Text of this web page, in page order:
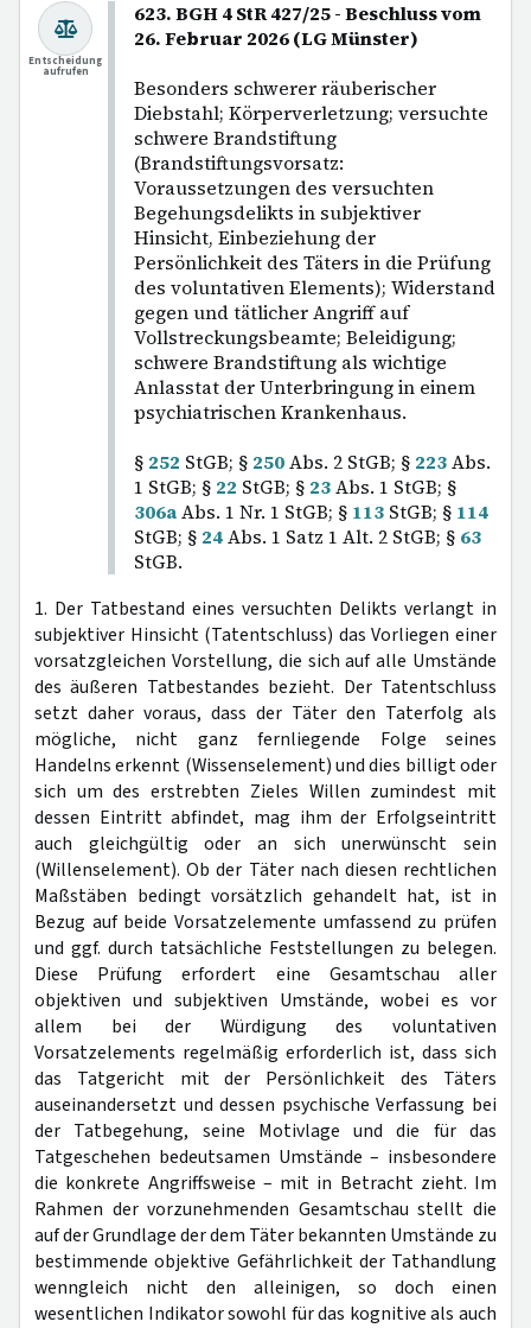
623. BGH 4 StR 427/25 - Beschluss vom
26. Februar 2026 (LG Münster)
Besonders schwerer räuberischer
Diebstahl; Körperverletzung; versuchte
schwere Brandstiftung
(Brandstiftungsvorsatz:
Voraussetzungen des versuchten
Begehungsdelikts in subjektiver
Hinsicht, Einbeziehung der
Persönlichkeit des Täters in die Prüfung
des voluntativen Elements); Widerstand
gegen und tätlicher Angriff auf
Vollstreckungsbeamte; Beleidigung;
schwere Brandstiftung als wichtige
Anlasstat der Unterbringung in einem
psychiatrischen Krankenhaus.
§ 252 StGB; § 250Abs. 2 StGB; § 223Abs.
1 StGB; § 22 StGB; § 23Abs. 1 StGB; §
306aAbs. 1 Nr. 1 StGB; § 113 StGB; § 114
StGB; § 24Abs. 1 Satz 1 Alt. 2 StGB; § 63
StGB.
Entscheidung
aufrufen
1. Der Tatbestand eines versuchten Delikts verlangt in
subjektiver Hinsicht (Tatentschluss) das Vorliegen einer
vorsatzgleichen Vorstellung, die sich auf alle Umstände
des äußeren Tatbestandes bezieht. Der Tatentschluss
setzt daher voraus, dass der Täter den Taterfolg als
mögliche, nicht ganz fernliegende Folge seines
Handelns erkennt (Wissenselement) und dies billigt oder
sich um des erstrebten Zieles Willen zumindest mit
dessen Eintritt abfindet, mag ihm der Erfolgseintritt
auch gleichgültig oder an sich unerwünscht sein
(Willenselement). Ob der Täter nach diesen rechtlichen
Maßstäben bedingt vorsätzlich gehandelt hat, ist in
Bezug auf beide Vorsatzelemente umfassend zu prüfen
und ggf. durch tatsächliche Feststellungen zu belegen.
Diese Prüfung erfordert eine Gesamtschau aller
objektiven und subjektiven Umstände, wobei es vor
allem bei der Würdigung des voluntativen
Vorsatzelements regelmäßig erforderlich ist, dass sich
das Tatgericht mit der Persönlichkeit des Täters
auseinandersetzt und dessen psychische Verfassung bei
der Tatbegehung, seine Motivlage und die für das
Tatgeschehen bedeutsamen Umstände – insbesondere
die konkrete Angriffsweise – mit in Betracht zieht. Im
Rahmen der vorzunehmenden Gesamtschau stellt die
auf der Grundlage der dem Täter bekannten Umstände zu
bestimmende objektive Gefährlichkeit der Tathandlung
wenngleich nicht den alleinigen, so doch einen
wesentlichen Indikator sowohl für das kognitive als auch